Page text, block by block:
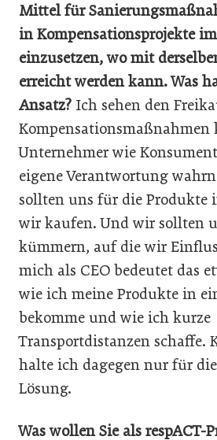
Mittel für
in Kompensationsprojekte
einzusetzen, wo mit
erreicht werden kann. Was
Ansatz? Ich sehen den
Kompensationsmaßnahmen
Unternehmer wie
eigene Verantwortung
sollten uns für die Produkte
wir kaufen. Und wir sollten
kümmern, auf die wir
mich als CEO bedeutet das
wie ich meine Produkte in
bekomme und wie ich kurze
Transportdistanzen schaffe.
halte ich dagegen nur für
Lösung.
Was wollen Sie als respACT-